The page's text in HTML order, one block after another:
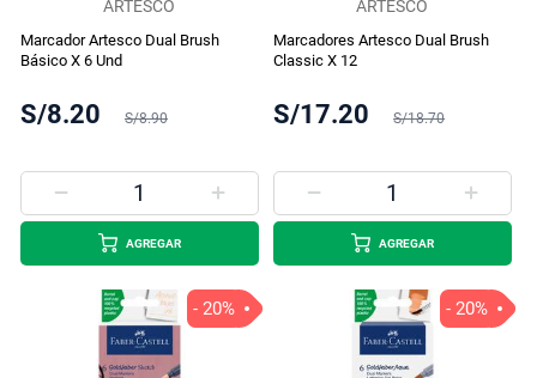
ARTESCO
Marcador Artesco Dual Brush
Básico X 6 Und
S/8.20 S/8.90
AGREGAR
ARTESCO
Marcadores Artesco Dual Brush
Classic X 12
S/17.20 S/18.70
AGREGAR
- 20% - 20%